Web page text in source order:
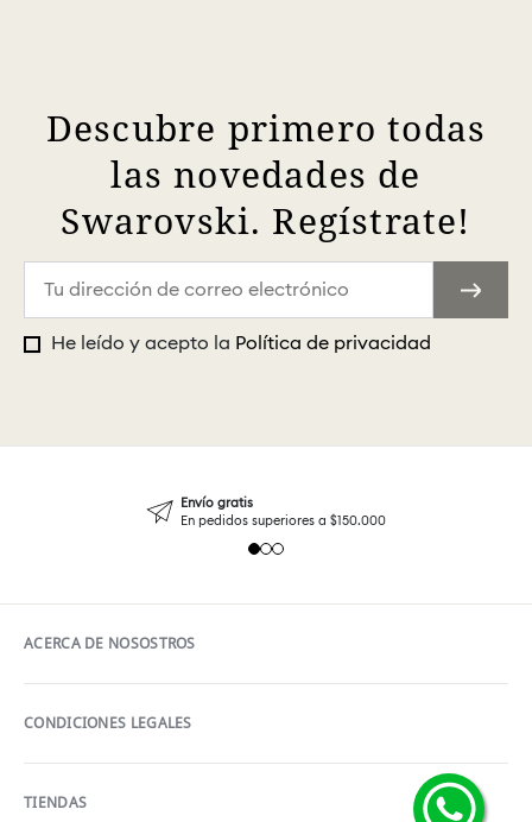
Descubre primero todas
las novedades de
Swarovski. Regístrate!
He leído y acepto la Política de privacidad
Envío gratis
En pedidos superiores a $150.000
ACERCA DE NOSOSTROS
CONDICIONES LEGALES
TIENDAS